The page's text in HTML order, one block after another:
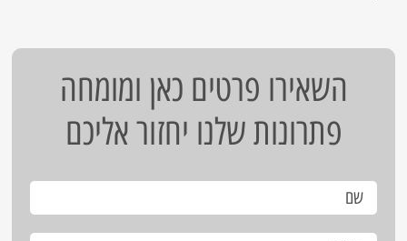
השאירו פרטים כאן ומומחה
פתרונות שלנו יחזור אליכם